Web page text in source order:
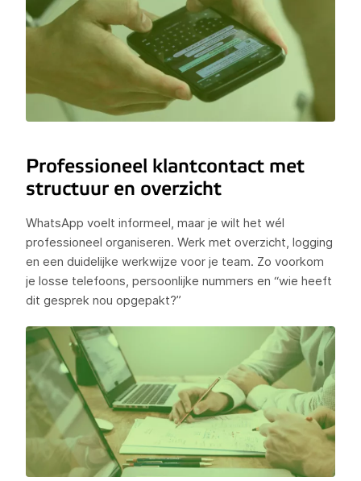
Professioneel klantcontact met
structuur en overzicht
WhatsApp voelt informeel, maar je wilt het wél
professioneel organiseren. Werk met overzicht, logging
en een duidelijke werkwijze voor je team. Zo voorkom
je losse telefoons, persoonlijke nummers en “wie heeft
dit gesprek nou opgepakt?”